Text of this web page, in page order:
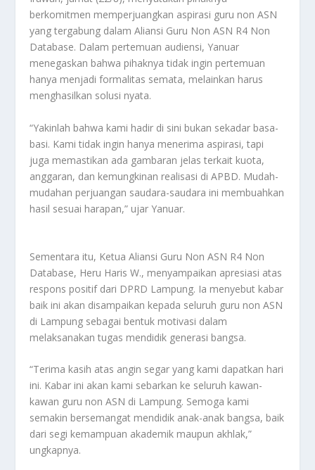
berkomitmen memperjuangkan aspirasi guru non ASN
yang tergabung dalam Aliansi Guru Non ASN R4 Non
Database. Dalam pertemuan audiensi, Yanuar
menegaskan bahwa pihaknya tidak ingin pertemuan
hanya menjadi formalitas semata, melainkan harus
menghasilkan solusi nyata.
“Yakinlah bahwa kami hadir di sini bukan sekadar basa-
basi. Kami tidak ingin hanya menerima aspirasi, tapi
juga memastikan ada gambaran jelas terkait kuota,
anggaran, dan kemungkinan realisasi di APBD. Mudah-
mudahan perjuangan saudara-saudara ini membuahkan
hasil sesuai harapan,” ujar Yanuar.
Sementara itu, Ketua Aliansi Guru Non ASN R4 Non
Database, Heru Haris W., menyampaikan apresiasi atas
respons positif dari DPRD Lampung. Ia menyebut kabar
baik ini akan disampaikan kepada seluruh guru non ASN
di Lampung sebagai bentuk motivasi dalam
melaksanakan tugas mendidik generasi bangsa.
“Terima kasih atas angin segar yang kami dapatkan hari
ini. Kabar ini akan kami sebarkan ke seluruh kawan-
kawan guru non ASN di Lampung. Semoga kami
semakin bersemangat mendidik anak-anak bangsa, baik
dari segi kemampuan akademik maupun akhlak,”
ungkapnya.